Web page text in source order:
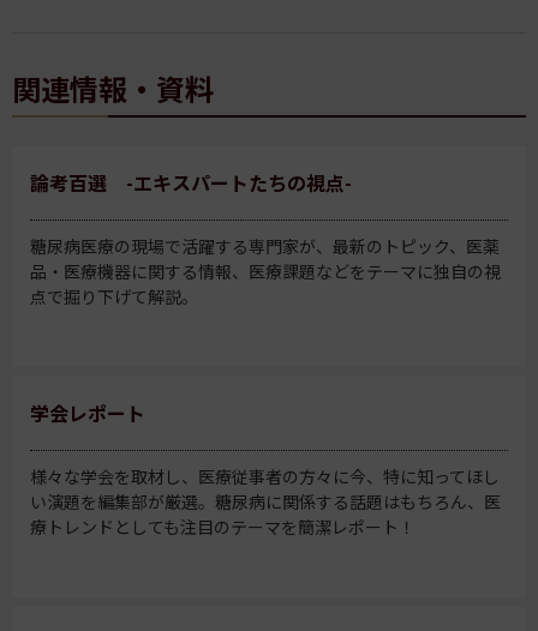
関連情報・資料
論考百選 -エキスパートたちの視点-
糖尿病医療の現場で活躍する専門家が、最新のトピック、医薬
品・医療機器に関する情報、医療課題などをテーマに独自の視
点で掘り下げて解説。
学会レポート
様々な学会を取材し、医療従事者の方々に今、特に知ってほし
い演題を編集部が厳選。糖尿病に関係する話題はもちろん、医
療トレンドとしても注目のテーマを簡潔レポート！